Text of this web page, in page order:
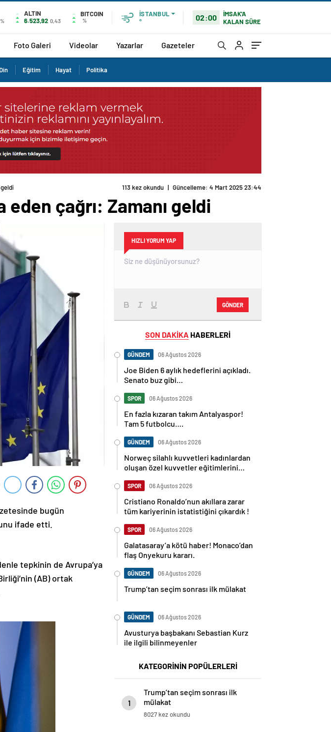
ALTIN
6.523,92 0,43
BITCOIN
%
İSTANBUL
°
02:00
İMSAK'A
KALAN SÜRE
Foto Galeri Videolar Yazarlar Gazeteler
Din Eğitim Hayat Politika
geldi 113 kez okundu | Güncelleme: 4 Mart 2025 23:44
eden çağrı: Zamanı geldi
bugün
ifade etti.
tepkinin de Avrupa’ya
(AB) ortak
HIZLI YORUM YAP
GÖNDER
SON DAKİKA HABERLERİ
GÜNDEM 06 Ağustos 2026
Joe Biden 6 aylık hedeflerini açıkladı.
Senato buz gibi…
SPOR 06 Ağustos 2026
En fazla kızaran takım Antalyaspor!
Tam 5 futbolcu….
GÜNDEM 06 Ağustos 2026
Norweç silahlı kuvvetleri kadınlardan
oluşan özel kuvvetler eğitimlerini
SPOR 06 Ağustos 2026
Cristiano Ronaldo’nun akıllara zarar
tüm kariyerinin istatistiğini çıkardık !
SPOR 06 Ağustos 2026
Galatasaray’a kötü haber! Monaco’dan
flaş Onyekuru kararı.
GÜNDEM 06 Ağustos 2026
Trump’tan seçim sonrası ilk mülakat
GÜNDEM 06 Ağustos 2026
Avusturya başbakanı Sebastian Kurz
ile ilgili bilinmeyenler
KATEGORİNİN POPÜLERLERİ
1
Trump’tan seçim sonrası ilk
mülakat
8027 kez okundu